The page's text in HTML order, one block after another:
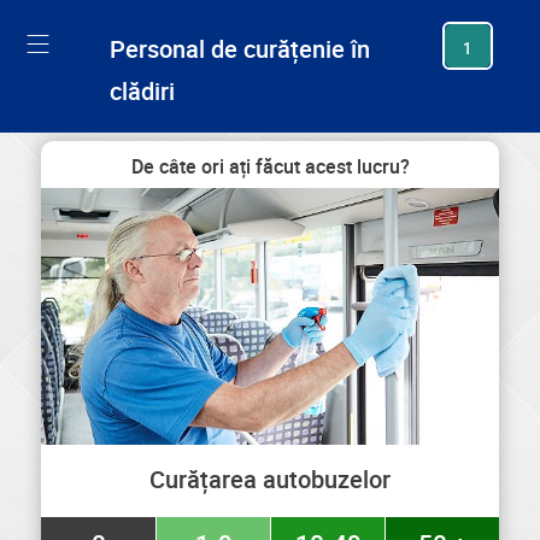
Personal de curățenie în
clădiri
1
De câte ori ați făcut acest lucru?
Curățarea autobuzelor